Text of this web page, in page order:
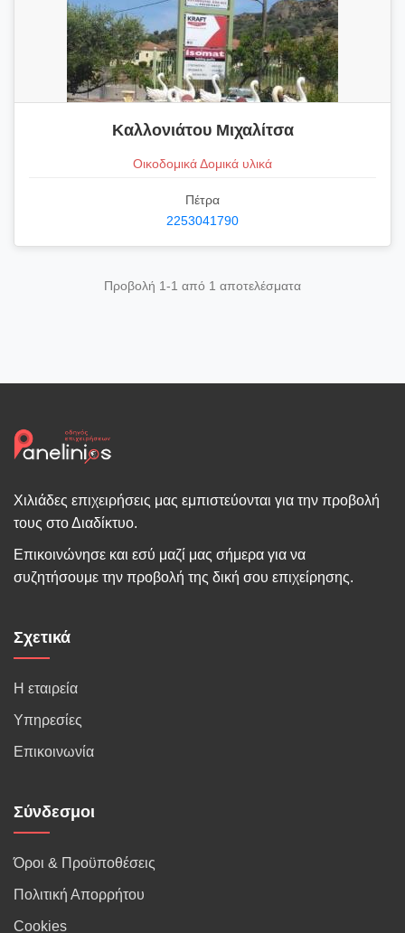
Καλλονιάτου Μιχαλίτσα
Οικοδομικά Δομικά υλικά
Πέτρα
2253041790
Προβολή 1-1 από 1 αποτελέσματα
Χιλιάδες επιχειρήσεις μας εμπιστεύονται για την προβολή
τους στο Διαδίκτυο.
Επικοινώνησε και εσύ μαζί μας σήμερα για να
συζητήσουμε την προβολή της δική σου επιχείρησης.
Σχετικά
Η εταιρεία
Υπηρεσίες
Επικοινωνία
Σύνδεσμοι
Όροι & Προϋποθέσεις
Πολιτική Απορρήτου
Cookies